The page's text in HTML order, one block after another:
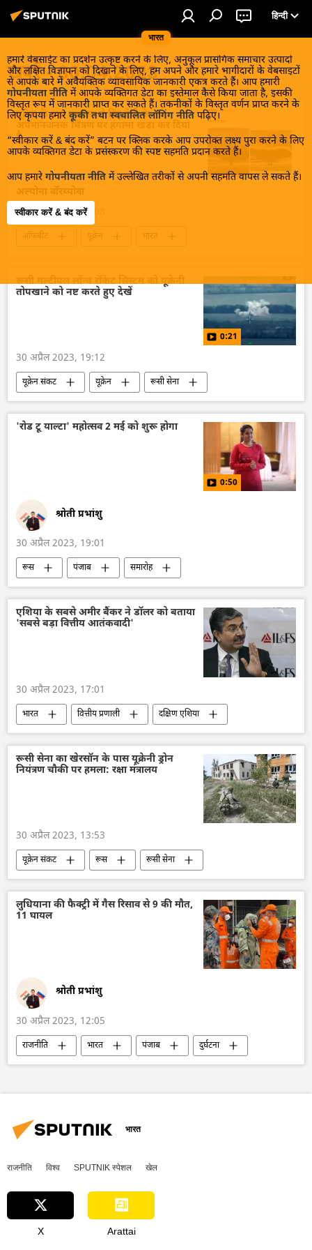
भारत
हिन्दी
हमारे वेबसाईट का प्रदर्शन उत्कृष्ट करने के लिए, अनुकूल प्रासंगिक समाचार उत्पादों
और लक्षित विज्ञापन को दिखाने के लिए, हम अपने और हमारे भागीदारों के वेबसाइटों
से आपके बारे में अवैयक्तिक व्यावसायिक जानकारी एकत्र करते हैं। आप हमारी
गोपनीयता नीति में आपके व्यक्तिगत डेटा का इस्तेमाल कैसे किया जाता है, इसकी
विस्तृत रूप में जानकारी प्राप्त कर सकते हैं। तकनीकों के विस्तृत वर्णन प्राप्त करने के
लिए कृपया हमारे कूकी तथा स्वचालित लॉगिंग नीति पढ़िए।
“स्वीकार करें & बंद करें” बटन पर क्लिक करके आप उपरोक्त लक्ष्य पुरा करने के लिए
आपके व्यक्तिगत डेटा के प्रसंस्करण की स्पष्ट सहमति प्रदान करते हैं।
आप हमारे गोपनीयता नीति में उल्लेखित तरीकों से अपनी सहमति वापस ले सकते हैं।
स्वीकार करें & बंद करें
खबरें - 30.04.2023
यूक्रेन के रक्षा मंत्रालय ने हिंदू देवी के
अपमानजनक चित्रण पर हंगामा खड़ा कर दिया
है
अल्योना वाॅरब्योवा
30 अप्रैल 2023, 20:08
ऑफबीट यूक्रेन
भारत
रूसी मल्टीपल लॉन्च रॉकेट सिस्टम को यूक्रेनी
तोपखाने को नष्ट करते हुए देखें
0:21
30 अप्रैल 2023, 19:12
यूक्रेन संकट यूक्रेन
रूसी सेना
विशेष सैन्य अभियान
नाटो
'रोड टू याल्टा' महोत्सव 2 मई को शुरू होगा
0:50
श्रोती प्रभांशु
30 अप्रैल 2023, 19:01
रूस पंजाब
समारोह
सोवियत संघ
रूस की खबरें
एशिया के सबसे अमीर बैंकर ने डॉलर को बताया
'सबसे बड़ा वित्तीय आतंकवादी'
30 अप्रैल 2023, 17:01
भारत वित्तीय प्रणाली
दक्षिण एशिया
राष्ट्रीय मुद्राओं में व्यापार
अर्थव्यवस्था
राजनीति
रूसी सेना का खेरसॉन के पास यूक्रेनी ड्रोन
नियंत्रण चौकी पर हमला: रक्षा मंत्रालय
30 अप्रैल 2023, 13:53
यूक्रेन संकट रूस
रूसी सेना
रक्षा मंत्रालय (MoD)
यूक्रेन
लुधियाना की फैक्ट्री में गैस रिसाव से 9 की मौत,
11 घायल
श्रोती प्रभांशु
30 अप्रैल 2023, 12:05
राजनीति भारत पंजाब
दुर्घटना
दक्षिण एशिया
भारत
राजनीति विश्व SPUTNIK स्पेशल खेल
X Arattai